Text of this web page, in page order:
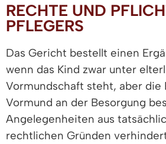
RECHTE UND
PFLEGERS
Das Gericht bestellt einen
wenn das Kind zwar unter
Vormundschaft steht, aber die
Vormund an der Besorgung
Angelegenheiten aus
rechtlichen Gründen